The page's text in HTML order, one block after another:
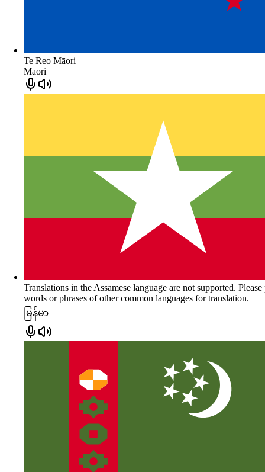
Te Reo Māori
Māori
Translations in the Assamese language are not supported.
words or phrases of other common languages for translation.
မြန်မာ